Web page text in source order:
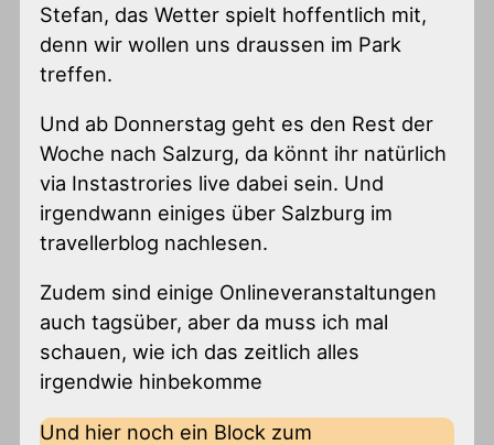
Stefan, das Wetter spielt hoffentlich mit,
denn wir wollen uns draussen im Park
treffen.
Und ab Donnerstag geht es den Rest der
Woche nach Salzurg, da könnt ihr natürlich
via Instastrories live dabei sein. Und
irgendwann einiges über Salzburg im
travellerblog nachlesen.
Zudem sind einige Onlineveranstaltungen
auch tagsüber, aber da muss ich mal
schauen, wie ich das zeitlich alles
irgendwie hinbekomme
Und hier noch ein Block zum